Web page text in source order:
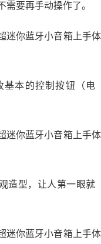
要再手动操作了。
基本的控制按钮（电
造型，让人第一眼就